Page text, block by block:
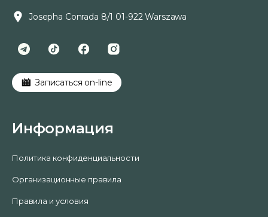
Информация
Политика конфиденциальности
Организационные правила
Правила и условия
Josepha Conrada 8/1 01-922 Warszawa
Записаться on-line